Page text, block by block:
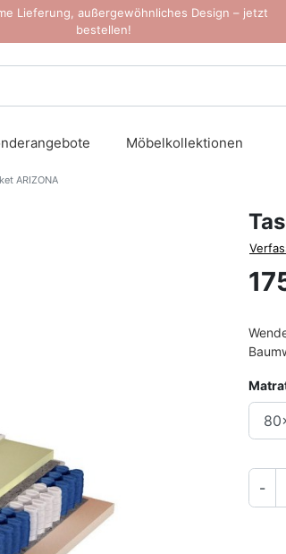
Lieferung, außergewöhnliches Design – jetzt
bestellen!
Möbelkollektionen
ARIZONA
-